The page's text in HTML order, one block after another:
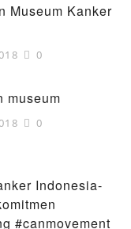
Museum Kanker
0
museum
0
Indonesia-
#canmovement